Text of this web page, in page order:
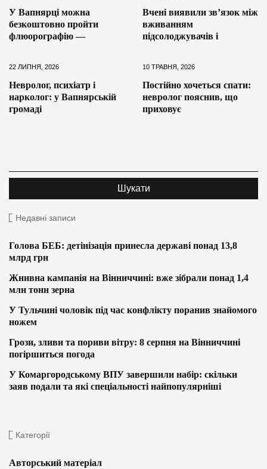
У Вапнярці можна
безкоштовно пройти
флюорографію —
Вчені виявили зв’язок між
вживанням
підсолоджувачів і
22 ЛИПНЯ, 2026
Невролог, психіатр і
нарколог: у Вапнярській
громаді
10 ТРАВНЯ, 2026
Постійно хочеться спати:
невролог пояснив, що
приховує
Недавні записи
Голова БЕБ: детінізація принесла державі понад 13,8
млрд грн
Жнивна кампанія на Вінниччині: вже зібрали понад 1,4
млн тонн зерна
У Тульчині чоловік під час конфлікту поранив знайомого
ножем
Грози, зливи та пориви вітру: 8 серпня на Вінниччині
погіршиться погода
У Комаргородському ВПУ завершили набір: скільки
заяв подали та які спеціальності найпопулярніші
Категорії
Авторський матеріал